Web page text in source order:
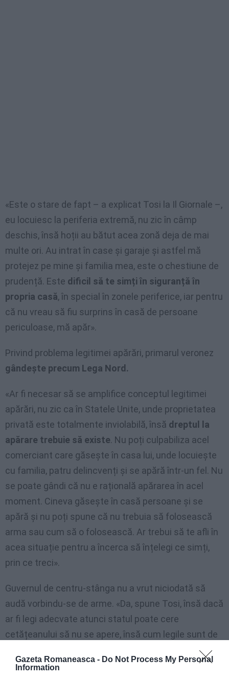
Gazeta Romaneasca - Do Not Process My Personal
Information
«Este o stare de fapt – a explicat Tosi la Il Giornale –,
eu locuiesc la periferia extremă, nu zic în câmp
deschis, însă hoții au bătut acea zonă deja de mai
multe ori. Au intrat în case și garaje și astfel mă
protejez pe mine și familia mea, este o chestiune de
prudență. Este dificil să te simți în siguranță în
propria casă, în special în zonele periferice, iar pentru
că nu vreau să fiu surprins în casă de persoane
periculoase, mă apăr».
Privind problema legitimei apărări, primarul veronez
gândește precum Lega Nord.
«Ar fi necesar să se amplifice conceptul legitimei
apărări, nu zic ca în Statele Unite, unde proprietatea
privată este totalmente inviolabilă, însă dreptul la
apărare trebuie să existe. Nu poți culpabiliza acel
comerciant care găsește în casa lui, unde locuiește
cu familia, patru delincvenți și se apără într-un fel. Nu
se poate gândi că nu e rațională apărarea în acel
moment. Cineva găsește în casă persoane și se
apără și nu poți spune că nu trebuia să folosească
arma sau cum să o folosească. Ar trebui să te afli în
acea situație pentru a încerca să înțelegi ce simți,
prin ce treci».
Guvernul de centru-stânga nu a vrut niciodată să
audă vorbindu-se de arme. «Da, spune Tosi, însă dacă
ar fi legi adecvate atunci statul poate cere
cetățeanului să nu se apere, însă cum legile sunt de
tot râsul cetățeanul trebuie să se apere într-un fel.
Din păcate, suntem într-o situație unde este